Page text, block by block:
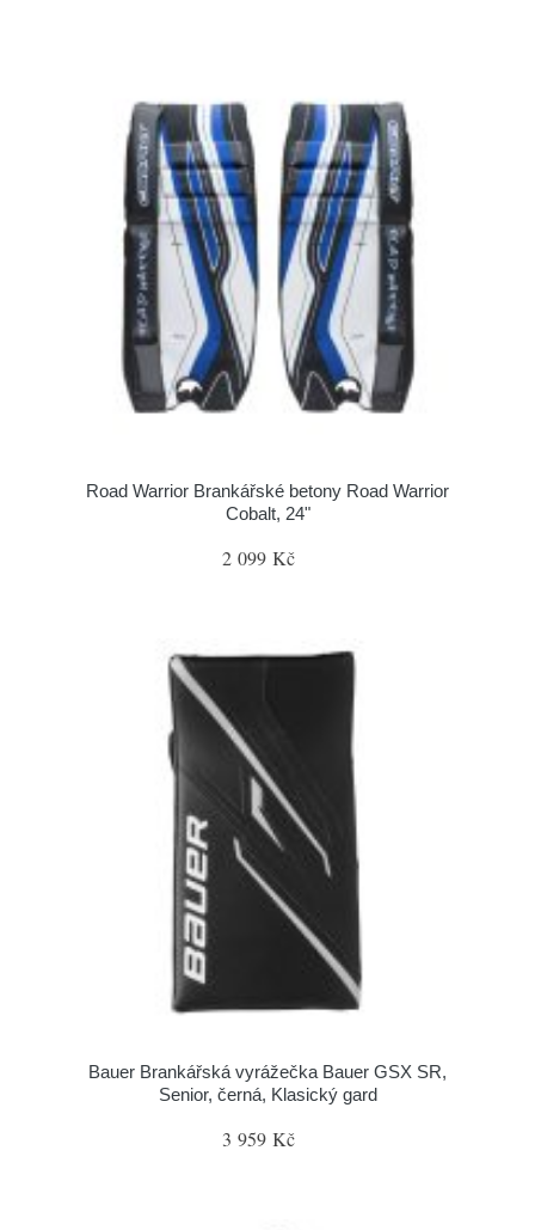
Road Warrior Brankářské betony Road Warrior
Cobalt, 24"
2 099 Kč
Bauer Brankářská vyrážečka Bauer GSX SR,
Senior, černá, Klasický gard
3 959 Kč